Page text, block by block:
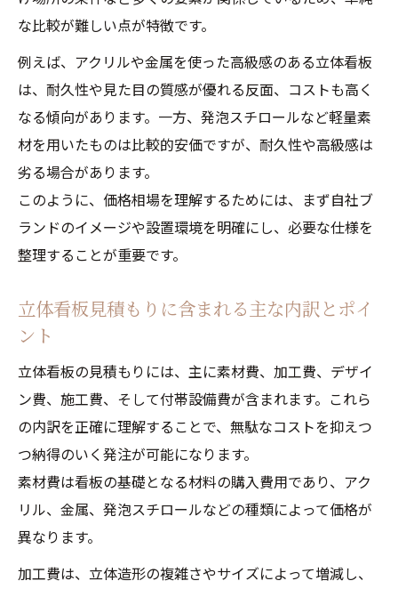
な比較が難しい点が特徴です。
例えば、アクリルや金属を使った高級感のある立体看板
は、耐久性や見た目の質感が優れる反面、コストも高く
なる傾向があります。一方、発泡スチロールなど軽量素
材を用いたものは比較的安価ですが、耐久性や高級感は
劣る場合があります。
このように、価格相場を理解するためには、まず自社ブ
ランドのイメージや設置環境を明確にし、必要な仕様を
整理することが重要です。
立体看板見積もりに含まれる主な内訳とポイ
ント
立体看板の見積もりには、主に素材費、加工費、デザイ
ン費、施工費、そして付帯設備費が含まれます。これら
の内訳を正確に理解することで、無駄なコストを抑えつ
つ納得のいく発注が可能になります。
素材費は看板の基礎となる材料の購入費用であり、アク
リル、金属、発泡スチロールなどの種類によって価格が
異なります。
加工費は、立体造形の複雑さやサイズによって増減し、